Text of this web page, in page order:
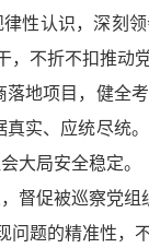
性认识，深刻
，不折不扣推
地项目，健全
实、应统尽统
大局安全稳定。
促被巡察党组
题的精准性，